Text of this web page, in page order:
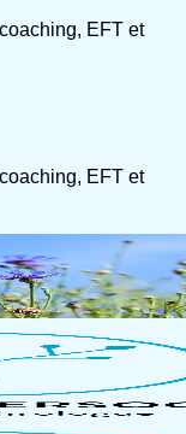
EFT et
EFT et